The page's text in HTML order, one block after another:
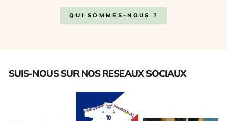
QUI SOMMES-NOUS ?
SUIS-NOUS SUR NOS RESEAUX SOCIAUX